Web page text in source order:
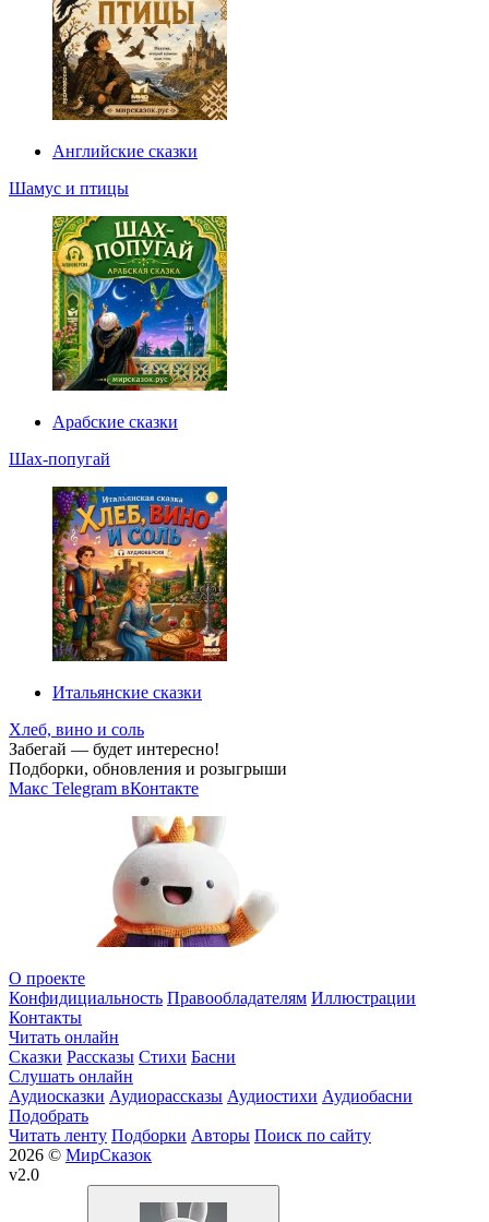
Английские сказки
Шамус и птицы
Арабские сказки
Шах-попугай
Итальянские сказки
Хлеб, вино и соль
Забегай — будет интересно!
Подборки, обновления и розыгрыши
Макс Telegram вКонтакте
О проекте
Конфидициальность Правообладателям Иллюстрации
Контакты
Читать онлайн
Сказки Рассказы Стихи Басни
Слушать онлайн
Аудиосказки Аудиорассказы Аудиостихи Аудиобасни
Подобрать
Читать ленту Подборки Авторы Поиск по сайту
2026 © МирСказок
v2.0